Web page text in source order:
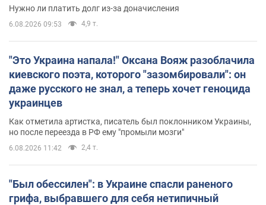
Нужно ли платить долг из-за доначисления
6.08.2026 09:53 4,9 т.
"Это Украина напала!" Оксана Вояж разоблачила
киевского поэта, которого "зазомбировали": он
даже русского не знал, а теперь хочет геноцида
украинцев
Как отметила артистка, писатель был поклонником Украины,
но после переезда в РФ ему "промыли мозги"
6.08.2026 11:42 2,4 т.
"Был обессилен": в Украине спасли раненого
грифа, выбравшего для себя нетипичный